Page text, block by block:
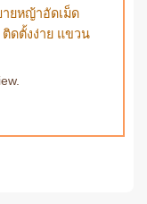
ายหญ้าอัดเม็ด
ดตั้งง่าย แขวน